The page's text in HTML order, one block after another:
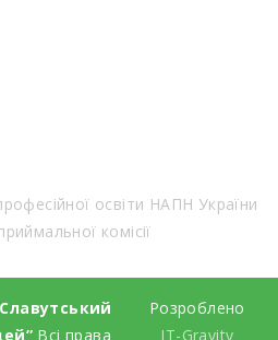
освіти НАПН України
та графік роботи приймальної комісії
Всі права
Розроблено
IT-Gravity